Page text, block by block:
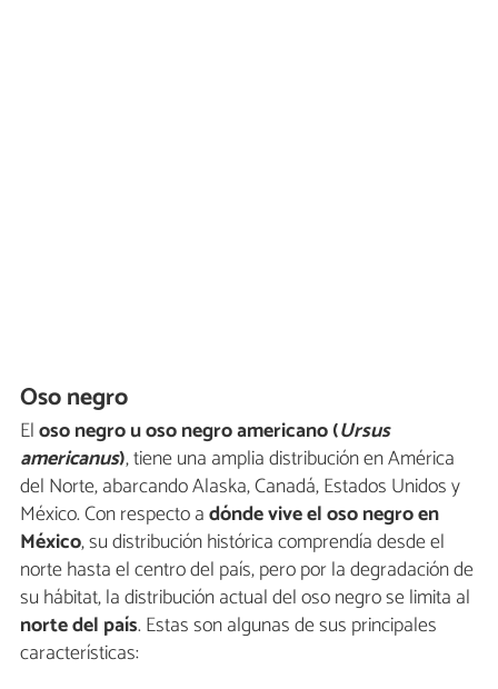
Oso negro
Eloso negro u oso negro americano (Ursus
americanus), tiene una amplia distribución en América
del Norte, abarcando Alaska, Canadá, Estados Unidos y
México. Con respecto adónde vive el oso negro en
México, su distribución histórica comprendía desde el
norte hasta el centro del país, pero por la degradación de
su hábitat, la distribución actual del oso negro se limita al
norte del país. Estas son algunas de sus principales
características: